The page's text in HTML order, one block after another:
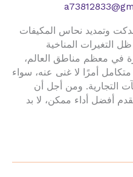
وتمديد نحاس المكيفات
التغيرات المناخية
في معظم مناطق العالم،
أمرًا لا غنى عنه، سواء
التجارية. ومن أجل أن
أفضل أداء ممكن، لا بد